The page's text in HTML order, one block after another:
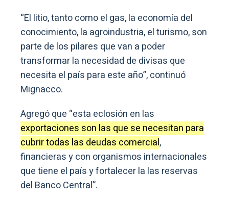
“El litio, tanto como el gas, la economía del
conocimiento, la agroindustria, el turismo, son
parte de los pilares que van a poder
transformar la necesidad de divisas que
necesita el país para este año”, continuó
Mignacco.
Agregó que “esta eclosión en las
exportaciones son las que se necesitan para
cubrir todas las deudas comercial,
financieras y con organismos internacionales
que tiene el país y fortalecer la las reservas
del Banco Central”.